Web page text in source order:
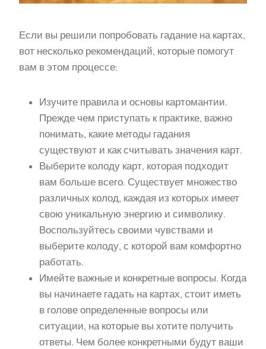
Если вы решили попробовать гадание на картах,
вот несколько рекомендаций, которые помогут
вам в этом процессе:
Изучите правила и основы картомантии.
Прежде чем приступать к практике, важно
понимать, какие методы гадания
существуют и как считывать значения карт.
Выберите колоду карт, которая подходит
вам больше всего. Существует множество
различных колод, каждая из которых имеет
свою уникальную энергию и символику.
Воспользуйтесь своими чувствами и
выберите колоду, с которой вам комфортно
работать.
Имейте важные и конкретные вопросы. Когда
вы начинаете гадать на картах, стоит иметь
в голове определенные вопросы или
ситуации, на которые вы хотите получить
ответы. Чем более конкретными будут ваши